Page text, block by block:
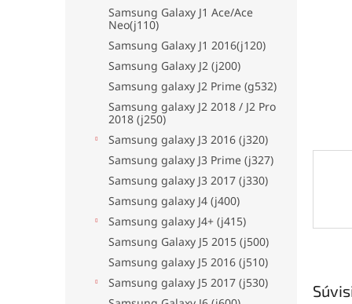
Samsung Galaxy J1 Ace/Ace
Neo(j110)
Samsung Galaxy J1 2016(j120)
Samsung Galaxy J2 (j200)
Samsung galaxy J2 Prime (g532)
Samsung galaxy J2 2018 / J2 Pro
2018 (j250)
Samsung galaxy J3 2016 (j320)
Samsung galaxy J3 Prime (j327)
Samsung galaxy J3 2017 (j330)
Samsung galaxy J4 (j400)
Samsung galaxy J4+ (j415)
Samsung Galaxy J5 2015 (j500)
Samsung galaxy J5 2016 (j510)
Samsung galaxy J5 2017 (j530)